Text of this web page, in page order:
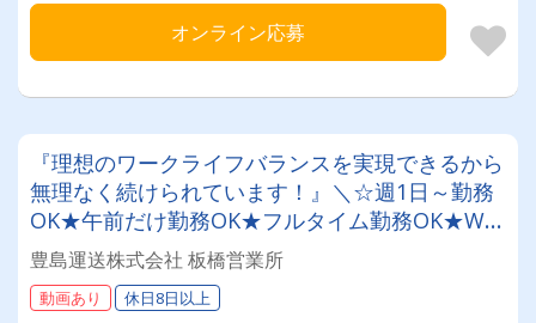
オンライン応募
『理想のワークライフバランスを実現できるから
無理なく続けられています！』＼☆週1日～勤務
OK★午前だけ勤務OK★フルタイム勤務OK★Wワ
ークOK☆╱【2ｔ・軽車両ドライバー】◎髪型自
由◎日払い・週払い◎社員登用あり◎未経験可業
績も順調に伸びている会社です！
豊島運送株式会社 板橋営業所
動画あり 休日8日以上